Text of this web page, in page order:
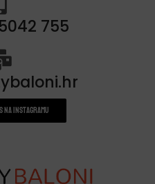
755
na instagramu